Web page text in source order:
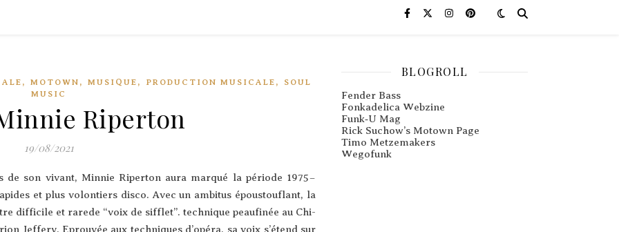
, MOTOWN , MUSIQUE , PRODUCTION MUSICALE ,
SOUL
MUSIC
Riperton
19/08/2021
de son vivant, Min­nie Riper­ton aura mar­qué la période 1975 –
et plus volon­tiers dis­co. Avec un ambi­tus épous­tou­flant, la
dif­fi­cile et rarede “voix de sif­flet”. tech­nique peau­fi­née au Chi­
Jef­fe­ry. Eprou­vée aux tech­niques d’o­pé­ra, sa voix s’é­tend sur
BLOGROLL
Fender Bass
Fonkadelica Webzine
Funk‑U Mag
Rick Suchow’s Motown Page
Timo Metzemakers
Wegofunk